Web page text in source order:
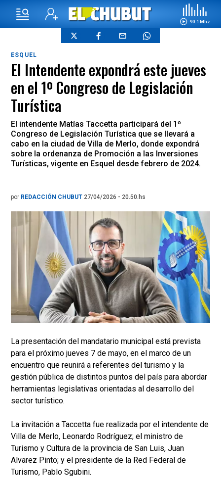
90.1 Mhz
ESQUEL
El Intendente expondrá este jueves
en el 1º Congreso de Legislación
Turística
El intendente Matías Taccetta participará del 1º
Congreso de Legislación Turística que se llevará a
cabo en la ciudad de Villa de Merlo, donde expondrá
sobre la ordenanza de Promoción a las Inversiones
Turísticas, vigente en Esquel desde febrero de 2024.
por REDACCIÓN CHUBUT 27/04/2026 - 20.50.hs
La presentación del mandatario municipal está prevista
para el próximo jueves 7 de mayo, en el marco de un
encuentro que reunirá a referentes del turismo y la
gestión pública de distintos puntos del país para abordar
herramientas legislativas orientadas al desarrollo del
sector turístico.
La invitación a Taccetta fue realizada por el intendente de
Villa de Merlo, Leonardo Rodríguez; el ministro de
Turismo y Cultura de la provincia de San Luis, Juan
Alvarez Pinto; y el presidente de la Red Federal de
Turismo, Pablo Sgubini.